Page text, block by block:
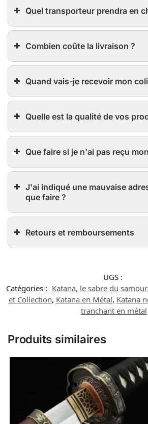
Quel transporteur prendra en
Combien coûte la livraison ?
Quand vais-je recevoir mon
Quelle est la qualité de vos
Que faire si je n'ai pas reçu
J'ai indiqué une mauvaise
que faire ?
Retours et remboursements
UGS :
Catégories : Katana, le sabre du
et Collection, Katana en Métal, Katana
tranchant en métal
Produits similaires